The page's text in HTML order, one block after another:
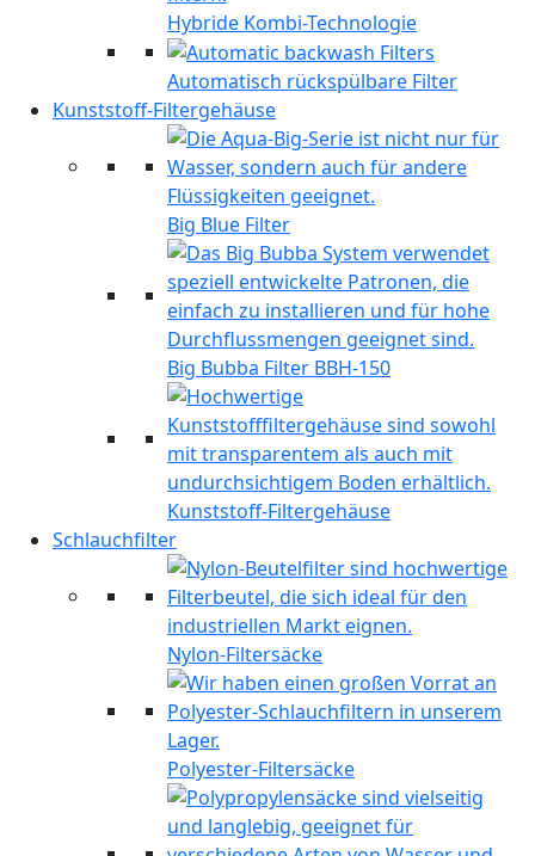
Hybride Kombi-Technologie
Automatisch rückspülbare Filter
Kunststoff-Filtergehäuse
Big Blue Filter
Big Bubba Filter BBH-150
Kunststoff-Filtergehäuse
Schlauchfilter
Nylon-Filtersäcke
Polyester-Filtersäcke